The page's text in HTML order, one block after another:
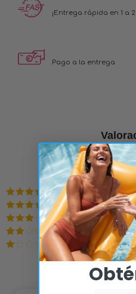
¡Entrega rápida en 1 a
Pago a la entrega
0.00
Valorado en
5
de 5
Valorado
en 4 de 5
Valorado
en
5
Valorado